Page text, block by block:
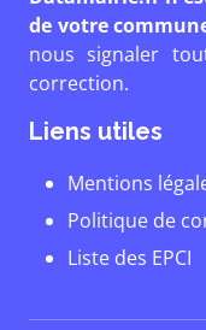
de votre
nous signaler
correction.
Liens utiles
Mentions
Politique de
Liste des EPCI